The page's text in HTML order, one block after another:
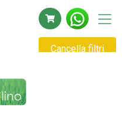
Cancella filtri